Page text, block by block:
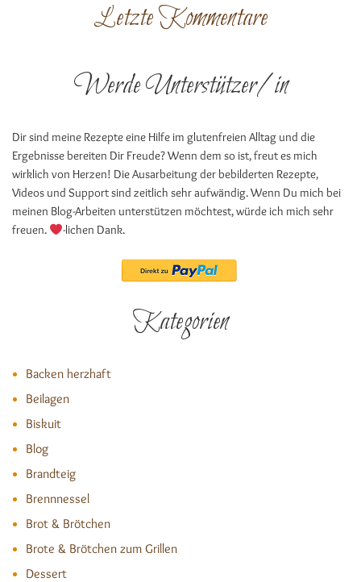
Letzte Kommentare
Werde Unterstützer/in
Dir sind meine Rezepte eine Hilfe im glutenfreien Alltag und die
Ergebnisse bereiten Dir Freude? Wenn dem so ist, freut es mich
wirklich von Herzen! Die Ausarbeitung der bebilderten Rezepte,
Videos und Support sind zeitlich sehr aufwändig. Wenn Du mich bei
meinen Blog-Arbeiten unterstützen möchtest, würde ich mich sehr
freuen.
-lichen Dank.
Kategorien
Backen herzhaft
Beilagen
Biskuit
Blog
Brandteig
Brennnessel
Brot & Brötchen
Brote & Brötchen zum Grillen
Dessert